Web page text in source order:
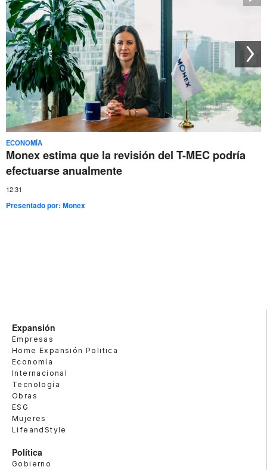
ECONOMÍA
Monex estima que la revisión del T-MEC podría
efectuarse anualmente
12:31
Presentado por:Monex
Expansión
Empresas
Home Expansión Politica
Economía
Internacional
Tecnología
Obras
ESG
Mujeres
LifeandStyle
Política
Gobierno